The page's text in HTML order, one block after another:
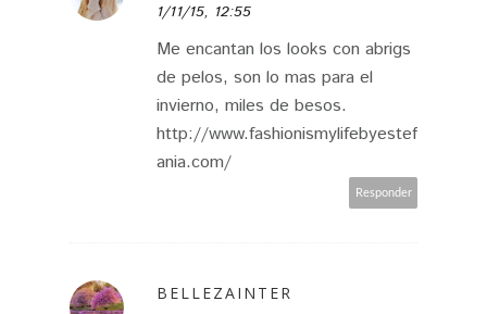
1/11/15, 12:55
Me encantan los looks con abrigs
de pelos, son lo mas para el
invierno, miles de besos.
http://www.fashionismylifebyestef
ania.com/
Responder
BELLEZAINTER